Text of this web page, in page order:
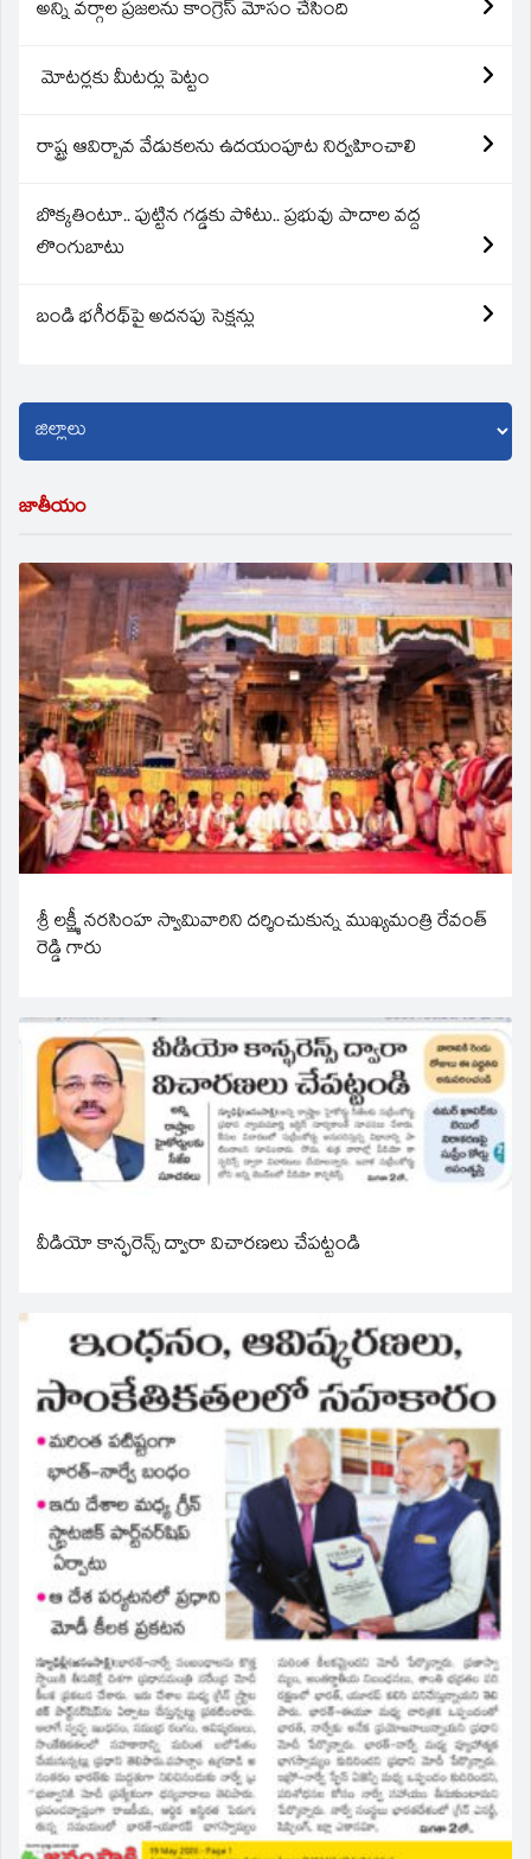
అన్ని వర్గాల ప్రజలను కాంగ్రెస్ మోసం చేసింది
మోటర్లకు మీటర్లు పెట్టం
రాష్ట్ర ఆవిర్బావ వేడుకలను ఉదయంపూట నిర్వహించాలి
బొక్కతింటూ.. పుట్టిన గడ్డకు పోటు.. ప్రభువు పాదాల వద్ద
లొంగుబాటు
బండి భగీరథ్‌పై అదనపు సెక్షన్లు
జాతీయం
శ్రీ లక్ష్మీ నరసింహ స్వామివారిని దర్శించుకున్న ముఖ్యమంత్రి రేవంత్
రెడ్డి గారు
వీడియో కాన్ఫరెన్స్ ద్వారా విచారణలు చేపట్టండి